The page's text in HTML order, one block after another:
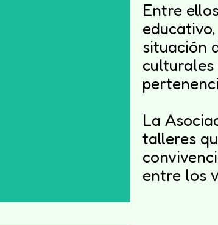
Entre
situación
La
talleres
entre los